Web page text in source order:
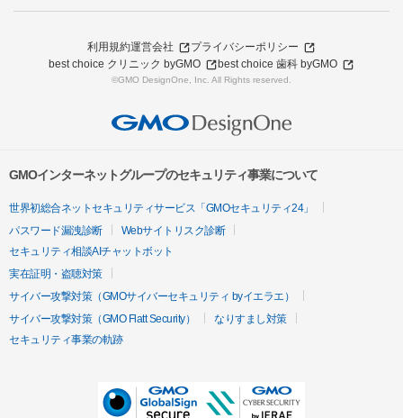
利用規約運営会社
プライバシーポリシー
best choice クリニック byGMO
best choice 歯科 byGMO
©GMO DesignOne, Inc. All Rights reserved.
GMOインターネットグループのセキュリティ事業について
世界初総合ネットセキュリティサービス「GMOセキュリティ24」
パスワード漏洩診断
Webサイトリスク診断
セキュリティ相談AIチャットボット
実在証明・盗聴対策
サイバー攻撃対策（GMOサイバーセキュリティ byイエラエ）
サイバー攻撃対策（GMO Flatt Security）
なりすまし対策
セキュリティ事業の軌跡